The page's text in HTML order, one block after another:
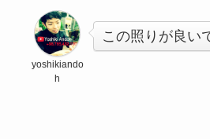
yoshikiando
h
この照りが良い